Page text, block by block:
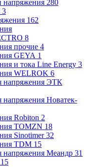
напряжения 280
3
162
8
прочие 4
GEYA 1
и тока Line Energy 3
WELROK 6
напряжения ЭТК
напряжения Новатек-
Robiton 2
TOMZN 18
Sinotimer 32
TDM 15
напряжения Меандр 31